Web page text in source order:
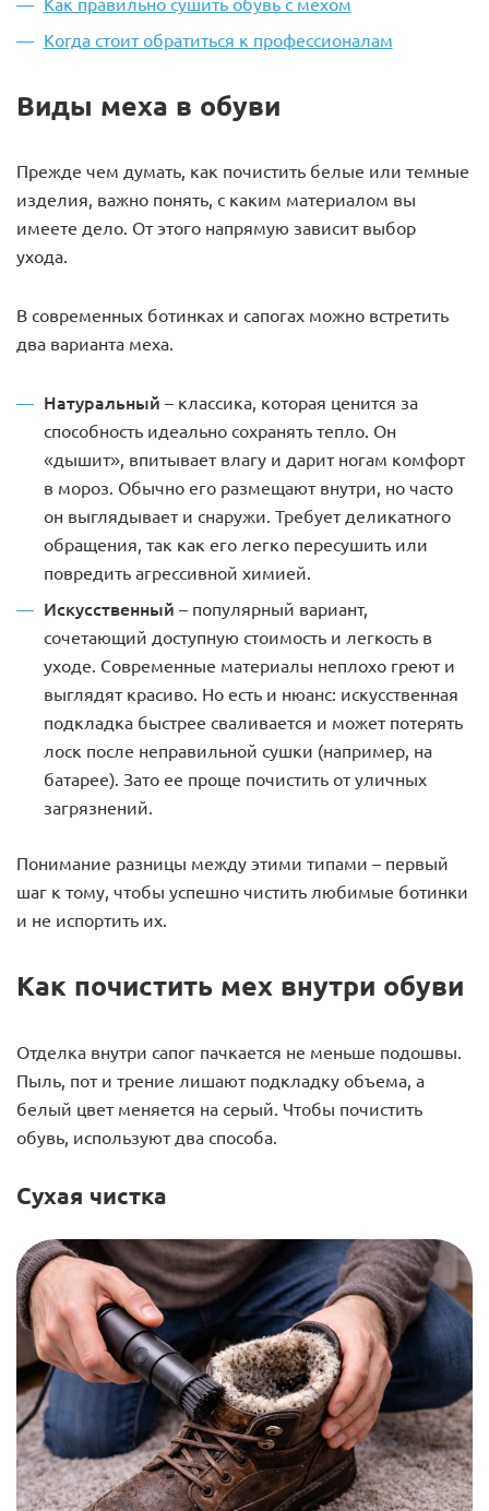
Когда стоит обратиться к профессионалам
Виды меха в обуви
Прежде чем думать, как почистить белые или темные
изделия, важно понять, с каким материалом вы
имеете дело. От этого напрямую зависит выбор
ухода.
В современных ботинках и сапогах можно встретить
два варианта меха.
Натуральный – классика, которая ценится за
способность идеально сохранять тепло. Он
«дышит», впитывает влагу и дарит ногам комфорт
в мороз. Обычно его размещают внутри, но часто
он выглядывает и снаружи. Требует деликатного
обращения, так как его легко пересушить или
повредить агрессивной химией.
Искусственный – популярный вариант,
сочетающий доступную стоимость и легкость в
уходе. Современные материалы неплохо греют и
выглядят красиво. Но есть и нюанс: искусственная
подкладка быстрее сваливается и может потерять
лоск после неправильной сушки (например, на
батарее). Зато ее проще почистить от уличных
загрязнений.
Понимание разницы между этими типами – первый
шаг к тому, чтобы успешно чистить любимые ботинки
и не испортить их.
Как почистить мех внутри обуви
Отделка внутри сапог пачкается не меньше подошвы.
Пыль, пот и трение лишают подкладку объема, а
белый цвет меняется на серый. Чтобы почистить
обувь, используют два способа.
Сухая чистка